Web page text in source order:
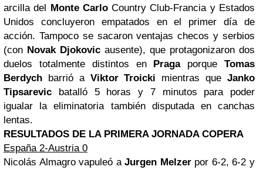
arcilla del Monte CarloCountry Club-Francia y Estados
Unidos concluyeron empatados en el primer día de
acción. Tampoco se sacaron ventajas checos y serbios
(con Novak Djokovic ausente), que protagonizaron dos
duelos totalmente distintos en PragaporqueTomas
Berdych barrió a Viktor Troicki mientras queJanko
Tipsarevic batalló 5 horas y 7 minutos para poder
igualar la eliminatoria también disputada en canchas
lentas.
RESULTADOS DE LA PRIMERA JORNADA COPERA
España 2-Austria 0
Nicolás Almagro vapuleó aJurgen Melzerpor 6-2, 6-2 y